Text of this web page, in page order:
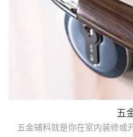
五
五金辅料就是你在室内装修或